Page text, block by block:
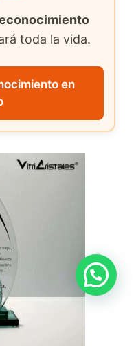
toda la vida.
en
pues